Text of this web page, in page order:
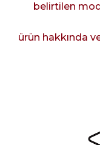
belirtilen
ürün hakkında